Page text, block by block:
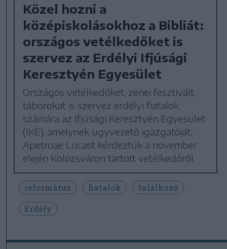
Közel hozni a
középiskolásokhoz a Bibliát:
országos vetélkedőket is
szervez az Erdélyi Ifjúsági
Keresztyén Egyesület
Országos vetélkedőket, zenei fesztivált,
táborokat is szervez erdélyi fiatalok
számára az Ifjúsági Keresztyén Egyesület
(IKE), amelynek ügyvezető igazgatóját,
Apetroae Lucast kérdeztük a november
elején Kolozsváron tartott vetélkedőről.
református fiatalok
találkozó
Erdély